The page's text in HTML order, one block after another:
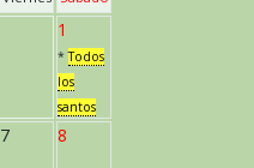
1
*Todos
los
santos
7 8